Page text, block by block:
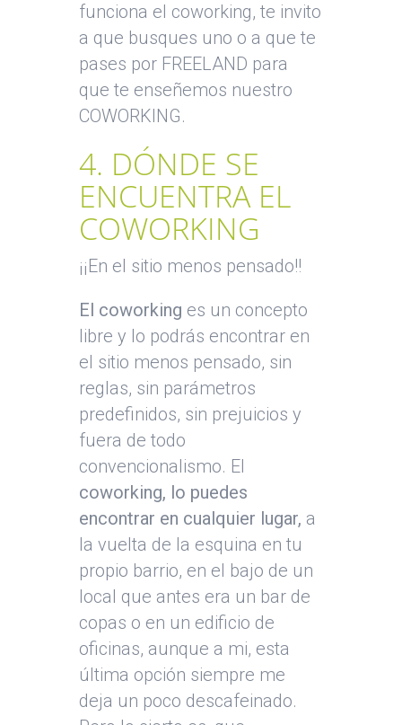
funciona el coworking, te invito
a que busques uno o a que te
pases por FREELAND para
que te enseñemos nuestro
COWORKING.
4. DÓNDE SE
ENCUENTRA EL
COWORKING
¡¡En el sitio menos pensado!!
El coworking es un concepto
libre y lo podrás encontrar en
el sitio menos pensado, sin
reglas, sin parámetros
predefinidos, sin prejuicios y
fuera de todo
convencionalismo. El
coworking, lo puedes
encontrar en cualquier lugar, a
la vuelta de la esquina en tu
propio barrio, en el bajo de un
local que antes era un bar de
copas o en un edificio de
oficinas, aunque a mi, esta
última opción siempre me
deja un poco descafeinado.